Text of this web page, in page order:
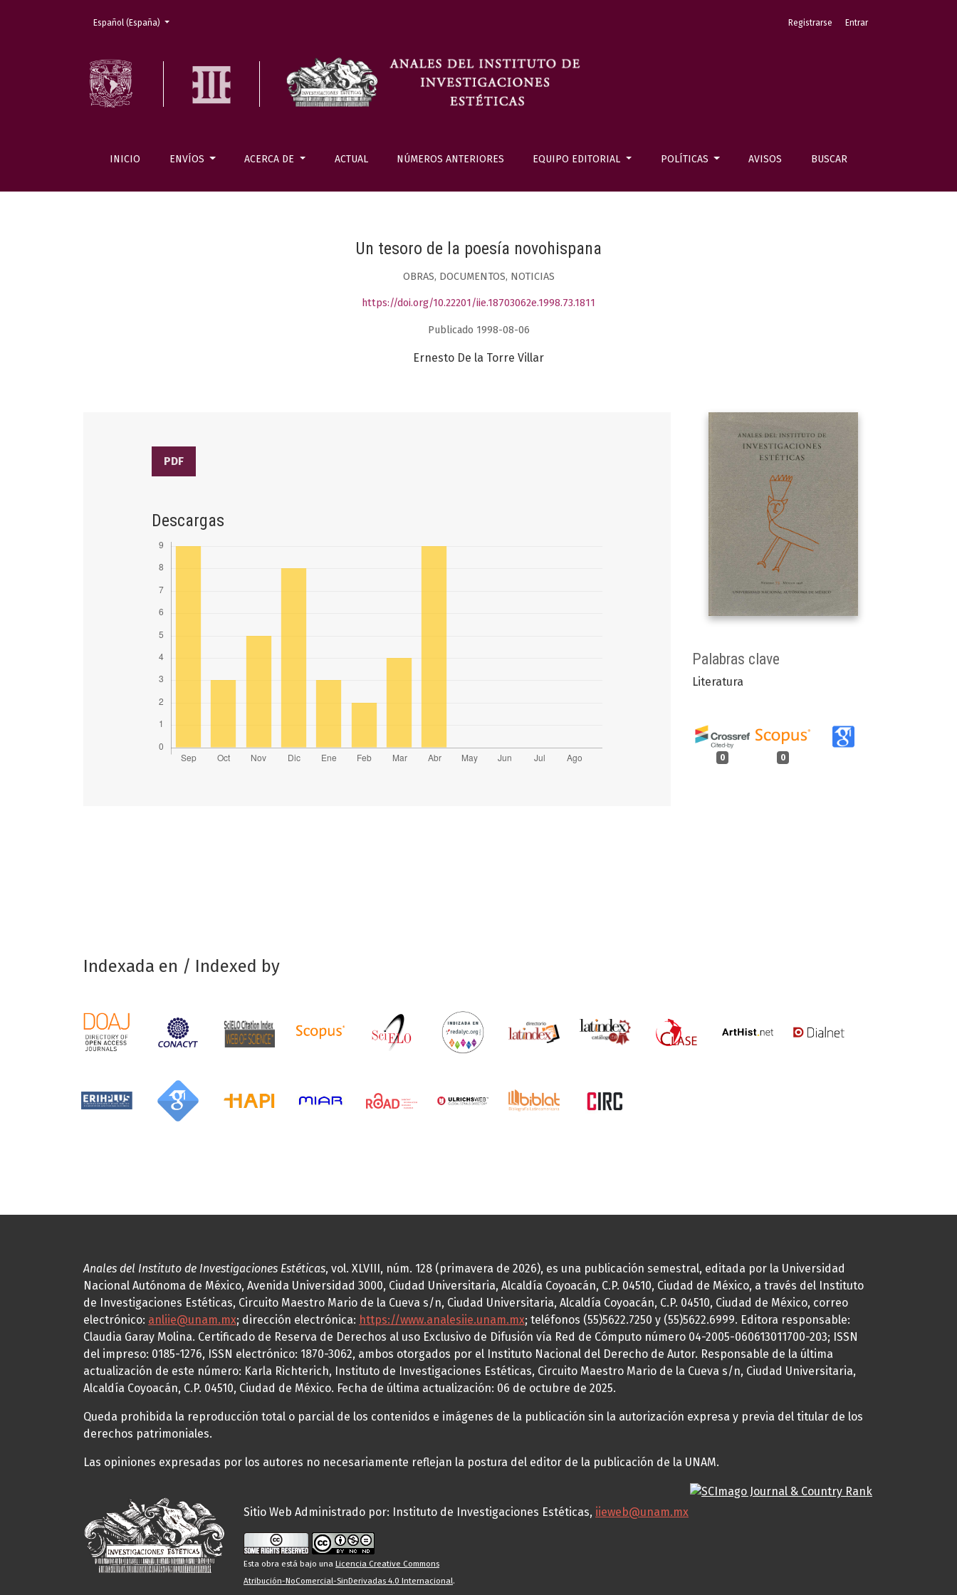
INICIO ENVÍOS ACERCA DE ACTUAL NÚMEROS ANTERIORES EQUIPO EDITORIAL POLÍTICAS AVISOS BUSCAR
Registrarse Entrar
Cambiar el idioma. El actual es:
Español (España)
Un tesoro de la poesía novohispana
OBRAS, DOCUMENTOS, NOTICIAS
https://doi.org/10.22201/iie.18703062e.1998.73.1811
Publicado 1998-08-06
Ernesto De la Torre Villar
Palabras clave
Literatura
0 0
PDF
Descargas
Indexada en / Indexed by
Anales del Instituto de Investigaciones Estéticas, vol. XLVIII, núm. 128 (primavera de 2026), es una publicación semestral, editada por la Universidad
Nacional Autónoma de México, Avenida Universidad 3000, Ciudad Universitaria, Alcaldía Coyoacán, C.P. 04510, Ciudad de México, a través del Instituto
de Investigaciones Estéticas, Circuito Maestro Mario de la Cueva s/n, Ciudad Universitaria, Alcaldía Coyoacán, C.P. 04510, Ciudad de México, correo
electrónico: anliie@unam.mx; dirección electrónica: https://www.analesiie.unam.mx; teléfonos (55)5622.7250 y (55)5622.6999. Editora responsable:
Claudia Garay Molina. Certificado de Reserva de Derechos al uso Exclusivo de Difusión vía Red de Cómputo número 04-2005-060613011700-203; ISSN
del impreso: 0185-1276, ISSN electrónico: 1870-3062, ambos otorgados por el Instituto Nacional del Derecho de Autor. Responsable de la última
actualización de este número: Karla Richterich, Instituto de Investigaciones Estéticas, Circuito Maestro Mario de la Cueva s/n, Ciudad Universitaria,
Alcaldía Coyoacán, C.P. 04510, Ciudad de México. Fecha de última actualización: 06 de octubre de 2025.
Queda prohibida la reproducción total o parcial de los contenidos e imágenes de la publicación sin la autorización expresa y previa del titular de los
derechos patrimoniales.
Las opiniones expresadas por los autores no necesariamente reflejan la postura del editor de la publicación de la UNAM.
Sitio Web Administrado por: Instituto de Investigaciones Estéticas, iieweb@unam.mx
Esta obra está bajo una Licencia Creative Commons
Atribución-NoComercial-SinDerivadas 4.0 Internacional.